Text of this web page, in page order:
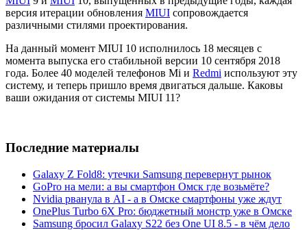
версия итерации обновления MIUI сопровождается
различными стилями проектирования.
На данный момент MIUI 10 исполнилось 18 месяцев с
момента выпуска его стабильной версии 10 сентября 2018
года. Более 40 моделей телефонов Mi и Redmi используют эту
систему, и теперь пришло время двигаться дальше. Каковы
ваши ожидания от системы MIUI 11?
Последние материалы
Galaxy Z Fold8: утечки Samsung перевернут рынок
GoPro на мели: а вы смартфон Омск где возьмёте?
Nvidia рванула в AI - а в Омске смартфоны уже ждут
OnePlus Turbo 6X Pro: бюджетный монстр уже в Омске
Samsung бросил Galaxy S22 без One UI 8.5 - в чём дело